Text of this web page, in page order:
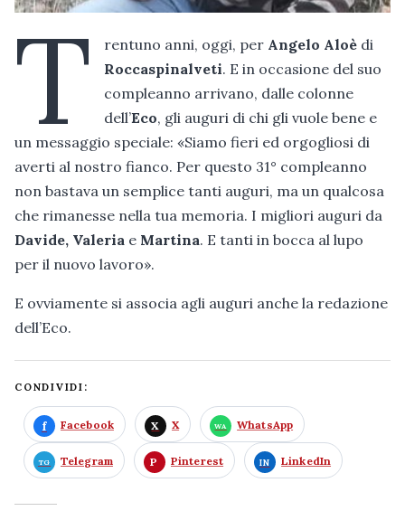
T rentuno anni, oggi, per Angelo Aloè di
Roccaspinalveti. E in occasione del suo
compleanno arrivano, dalle colonne
dell’Eco, gli auguri di chi gli vuole bene e
un messaggio speciale: «Siamo fieri ed orgogliosi di
averti al nostro fianco. Per questo 31° compleanno
non bastava un semplice tanti auguri, ma un qualcosa
che rimanesse nella tua memoria. I migliori auguri da
Davide, Valeria e Martina. E tanti in bocca al lupo
per il nuovo lavoro».
E ovviamente si associa agli auguri anche la redazione
dell’Eco.
CONDIVIDI:
Facebook X WhatsApp
Telegram Pinterest LinkedIn